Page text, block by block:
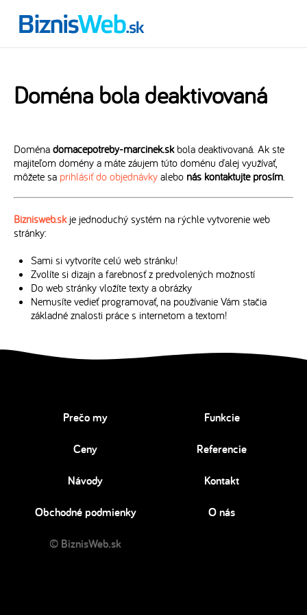
Doména bola deaktivovaná
Doména domacepotreby-marcinek.skbola deaktivovaná. Ak ste
majiteľom domény a máte záujem túto doménu ďalej využívať,
môžete sa prihlásiť do objednávky alebo nás kontaktujte prosím.
Biznisweb.skje jednoduchý systém na rýchle vytvorenie web
stránky:
Sami si vytvoríte celú web stránku!
Zvolíte si dizajn a farebnosť z predvolených možností
Do web stránky vložíte texty a obrázky
Nemusíte vedieť programovať, na používanie Vám stačia
základné znalosti práce s internetom a textom!
Prečo my Funkcie
Ceny Referencie
Návody Kontakt
Obchodné podmienky O nás
© BiznisWeb.sk